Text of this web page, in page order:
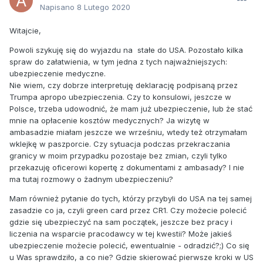
Napisano 8 Lutego 2020
Witajcie,
Powoli szykuję się do wyjazdu na stałe do USA. Pozostało kilka
spraw do załatwienia, w tym jedna z tych najważniejszych:
ubezpieczenie medyczne.
Nie wiem, czy dobrze interpretuję deklarację podpisaną przez
Trumpa apropo ubezpieczenia. Czy to konsulowi, jeszcze w
Polsce, trzeba udowodnić, że mam już ubezpieczenie, lub że stać
mnie na opłacenie kosztów medycznych? Ja wizytę w
ambasadzie miałam jeszcze we wrześniu, wtedy też otrzymałam
wklejkę w paszporcie. Czy sytuacja podczas przekraczania
granicy w moim przypadku pozostaje bez zmian, czyli tylko
przekazuję oficerowi kopertę z dokumentami z ambasady? I nie
ma tutaj rozmowy o żadnym ubezpieczeniu?
Mam również pytanie do tych, którzy przybyli do USA na tej samej
zasadzie co ja, czyli green card przez CR1. Czy możecie polecić
gdzie się ubezpieczyć na sam początek, jeszcze bez pracy i
liczenia na wsparcie pracodawcy w tej kwestii? Może jakieś
ubezpieczenie możecie polecić, ewentualnie - odradzić?;) Co się
u Was sprawdziło, a co nie? Gdzie skierować pierwsze kroki w US